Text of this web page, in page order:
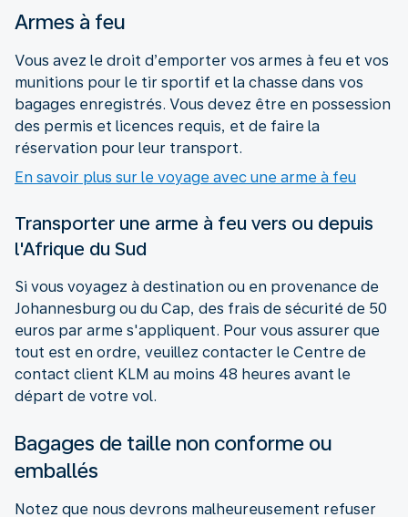
Armes à feu
Vous avez le droit d’emporter vos armes à feu et vos
munitions pour le tir sportif et la chasse dans vos
bagages enregistrés. Vous devez être en possession
des permis et licences requis, et de faire la
réservation pour leur transport.
En savoir plus sur le voyage avec une arme à feu
Transporter une arme à feu vers ou depuis
l'Afrique du Sud
Si vous voyagez à destination ou en provenance de
Johannesburg ou du Cap, des frais de sécurité de 50
euros par arme s'appliquent. Pour vous assurer que
tout est en ordre, veuillez contacter le Centre de
contact client KLM au moins 48 heures avant le
départ de votre vol.
Bagages de taille non conforme ou
emballés
Notez que nous devrons malheureusement refuser